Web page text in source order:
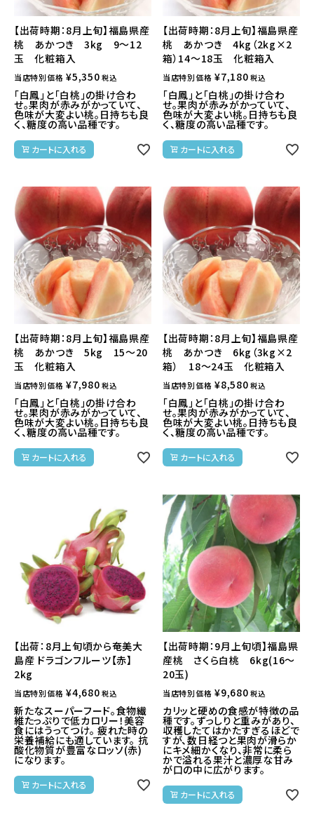
【出荷時期：8月上旬】福島県産
桃 あかつき 3kg 9～12
玉 化粧箱入
当店特別価格 ¥5,350 税込
「白鳳」と「白桃」の掛け合わ
せ。果肉が赤みがかっていて、
色味が大変よい桃。日持ちも良
く、糖度の高い品種です。
カートに入れる
【出荷時期：8月上旬】福島県産
桃 あかつき 4kg（2kg×2
箱）14～18玉 化粧箱入
当店特別価格 ¥7,180 税込
「白鳳」と「白桃」の掛け合わ
せ。果肉が赤みがかっていて、
色味が大変よい桃。日持ちも良
く、糖度の高い品種です。
カートに入れる
【出荷時期：8月上旬】福島県産
桃 あかつき 5kg 15～20
玉 化粧箱入
当店特別価格 ¥7,980 税込
「白鳳」と「白桃」の掛け合わ
せ。果肉が赤みがかっていて、
色味が大変よい桃。日持ちも良
く、糖度の高い品種です。
カートに入れる
【出荷時期：8月上旬】福島県産
桃 あかつき 6kg（3kg×2
箱） 18～24玉 化粧箱入
当店特別価格 ¥8,580 税込
「白鳳」と「白桃」の掛け合わ
せ。果肉が赤みがかっていて、
色味が大変よい桃。日持ちも良
く、糖度の高い品種です。
カートに入れる
【出荷：8月上旬頃から奄美大
島産 ドラゴンフルーツ【赤】
2kg
当店特別価格 ¥4,680 税込
新たなスーパーフード。食物繊
維たっぷりで低カロリー！美容
食にはうってつけ。 疲れた時の
栄養補給にも適しています。 抗
酸化物質が豊富なロッソ(赤)
になります。
カートに入れる
【出荷時期：9月上旬頃】福島県
産桃 さくら白桃 6kg(16～
20玉)
当店特別価格 ¥9,680 税込
カリッと硬めの食感が特徴の品
種です。ずっしりと重みがあり、
収穫したてはかたすぎるほどで
すが、数日経つと果肉が滑らか
にキメ細かくなり、非常に柔ら
かで溢れる果汁と濃厚な甘み
が口の中に広がります。
カートに入れる